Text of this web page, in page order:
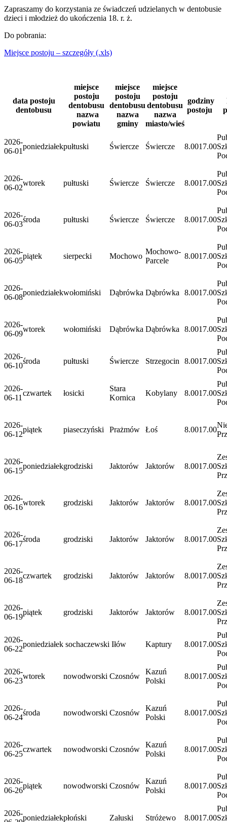
Zapraszamy do korzystania ze świadczeń udzielanych w dentobusie
dzieci i młodzież do ukończenia 18. r. ż.
Do pobrania:
Miejsce postoju – szczegóły (.xls)
data postoju
dentobusu
miejsce
postoju
dentobusu
nazwa
powiatu
miejsce
postoju
dentobusu
nazwa
gminy
miejsce
postoju
dentobusu
nazwa
miasto/wieś
godziny
postoju
2026-
06-01
poniedziałekpułtuski Świercze Świercze 8.0017.00
2026-
06-02
wtorek pułtuski Świercze Świercze 8.0017.00
2026-
06-03
środa pułtuski Świercze Świercze 8.0017.00
2026-
06-05
piątek sierpecki Mochowo
Mochowo-
Parcele
8.0017.00
2026-
06-08
poniedziałekwołomiński Dąbrówka Dąbrówka 8.0017.00
2026-
06-09
wtorek wołomiński Dąbrówka Dąbrówka 8.0017.00
2026-
06-10
środa pułtuski Świercze Strzegocin 8.0017.00
2026-
06-11
czwartek łosicki
Stara
Kornica
Kobylany 8.0017.00
2026-
06-12
piątek piaseczyński Prażmów Łoś 8.0017.00
2026-
06-15
poniedziałekgrodziski Jaktorów Jaktorów 8.0017.00
2026-
06-16
wtorek grodziski Jaktorów Jaktorów 8.0017.00
2026-
06-17
środa grodziski Jaktorów Jaktorów 8.0017.00
2026-
06-18
czwartek grodziski Jaktorów Jaktorów 8.0017.00
2026-
06-19
piątek grodziski Jaktorów Jaktorów 8.0017.00
2026-
06-22
poniedziałek sochaczewski Iłów Kaptury 8.0017.00
2026-
06-23
wtorek nowodworski Czosnów
Kazuń
Polski
8.0017.00
2026-
06-24
środa nowodworski Czosnów
Kazuń
Polski
8.0017.00
2026-
06-25
czwartek nowodworski Czosnów
Kazuń
Polski
8.0017.00
2026-
06-26
piątek nowodworski Czosnów
Kazuń
Polski
8.0017.00
2026-
poniedziałekpłoński Załuski Stróżewo 8.0017.00